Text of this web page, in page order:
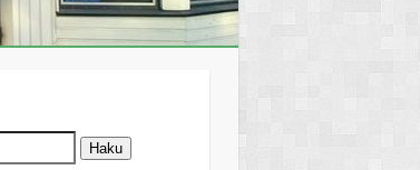
Haku